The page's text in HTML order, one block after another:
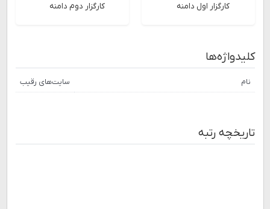
کارگزار اول دامنه کارگزار دوم دامنه
کلیدواژه‌ها
نام سایت‌های رقیب
تاریخچه رتبه